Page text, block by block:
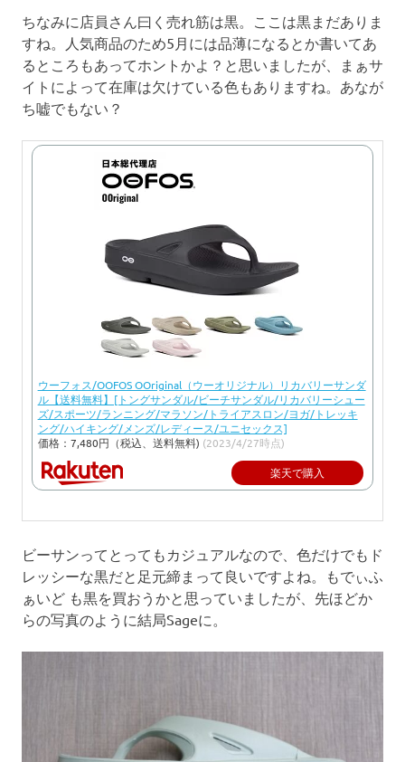
ちなみに店員さん曰く売れ筋は黒。ここは黒まだありま
すね。人気商品のため5月には品薄になるとか書いてあ
るところもあってホントかよ？と思いましたが、まぁサ
イトによって在庫は欠けている色もありますね。あなが
ち嘘でもない？
ウーフォス/OOFOS OOriginal（ウーオリジナル）リカバリーサンダ
ル【送料無料】[トングサンダル/ビーチサンダル/リカバリーシュー
ズ/スポーツ/ランニング/マラソン/トライアスロン/ヨガ/トレッキ
ング/ハイキング/メンズ/レディース/ユニセックス]
価格：7,480円（税込、送料無料) (2023/4/27時点)
楽天で購入
ビーサンってとってもカジュアルなので、色だけでもド
レッシーな黒だと足元締まって良いですよね。もでぃふ
ぁいど も黒を買おうかと思っていましたが、先ほどか
らの写真のように結局Sageに。